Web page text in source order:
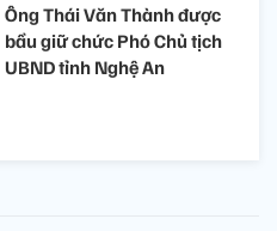
Ông Thái Văn Thành được
bầu giữ chức Phó Chủ tịch
UBND tỉnh Nghệ An